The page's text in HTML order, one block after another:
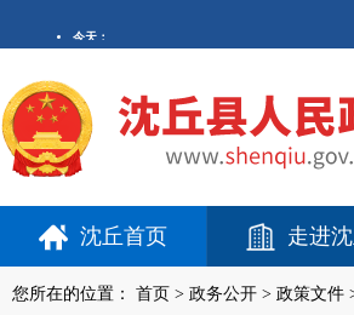
沈丘首页 走进
您所在的位置： 首页 > 政务公开 > 政策文件